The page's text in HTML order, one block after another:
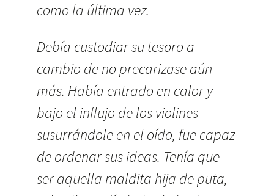
como la última vez.
Debía custodiar su tesoro a
cambio de no precarizase aún
más. Había entrado en calor y
bajo el influjo de los violines
susurrándole en el oído, fue capaz
de ordenar sus ideas. Tenía que
ser aquella maldita hija de puta,